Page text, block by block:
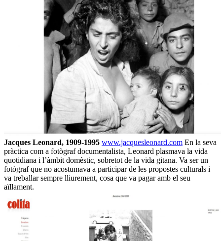
Jacques Leonard, 1909-1995 www.jacquesleonard.com En la seva
pràctica com a fotògraf documentalista, Leonard plasmava la vida
quotidiana i l’àmbit domèstic, sobretot de la vida gitana. Va ser un
fotògraf que no acostumava a participar de les propostes culturals i
va treballar sempre lliurement, cosa que va pagar amb el seu
aïllament.